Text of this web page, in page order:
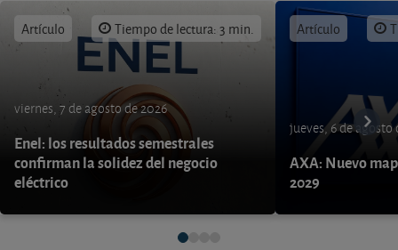
Artículo Tiempo de lectura: 3 min.
viernes, 7 de agosto de 2026
Enel: los resultados semestrales
confirman la solidez del negocio
eléctrico
Artículo
jueves, 6 de agosto
AXA: Nuevo
2029